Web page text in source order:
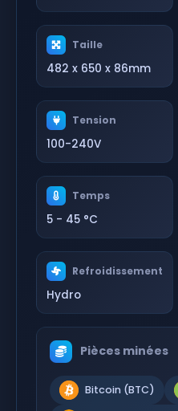
Taille
482 x 650 x 86mm
Tension
100-240V
Temps
5 - 45 °C
Refroidissement
Hydro
Pièces minées
Bitcoin (BTC)